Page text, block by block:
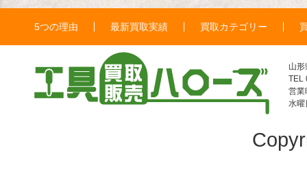
5つの理由 最新買取実績 買取カテゴリー
山
TEL
営業
水曜